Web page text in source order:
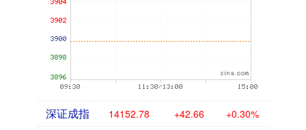
深证成指 14152.78 +42.66 +0.30%